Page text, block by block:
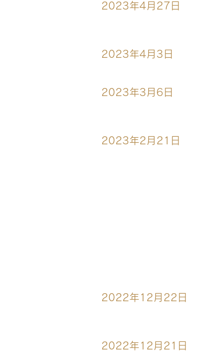
2023年4月27日
2023年4月3日
2023年3月6日
2023年2月21日
2022年12月22日
2022年12月21日